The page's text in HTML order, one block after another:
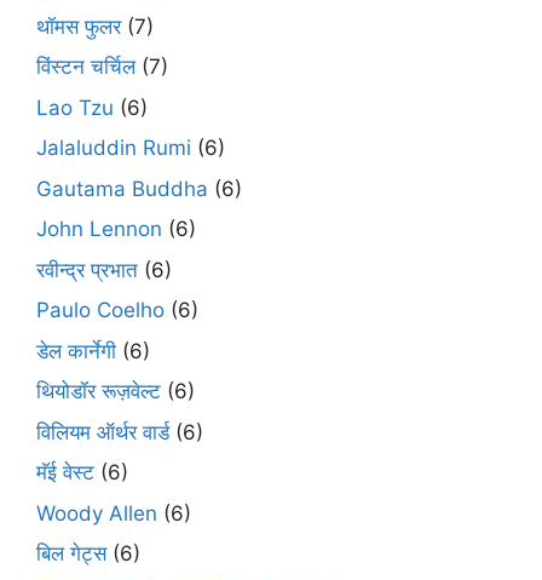
थॉमस फुलर(7)
विंस्टन चर्चिल(7)
Lao Tzu (6)
Jalaluddin Rumi (6)
Gautama Buddha (6)
John Lennon (6)
रवीन्द्र प्रभात (6)
Paulo Coelho (6)
डेल कार्नेगी (6)
थियोडॉर रूज़वेल्ट (6)
विलियम ऑर्थर वार्ड(6)
मॅई वेस्ट (6)
Woody Allen (6)
बिल गेट्स(6)